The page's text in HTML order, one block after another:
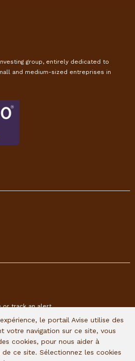
group, entirely dedicated to
and medium-sized entreprises in
or track an alert
le portail Avise utilise des
votre navigation sur ce site, vous
cookies, pour nous aider à
de ce site. Sélectionnez les cookies